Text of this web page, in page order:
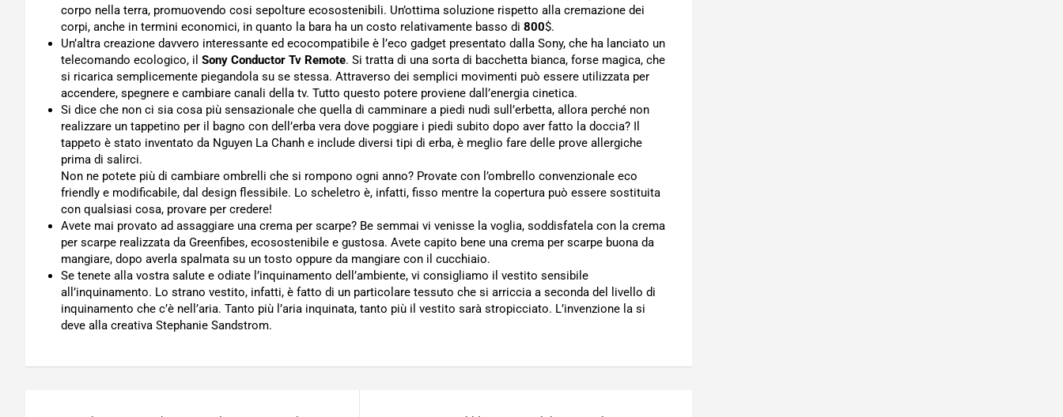
corpo nella terra, promuovendo cosi sepolture ecosostenibili. Un’ottima soluzione rispetto alla cremazione dei
corpi, anche in termini economici, in quanto la bara ha un costo relativamente basso di 800$.
Un’altra creazione davvero interessante ed ecocompatibile è l’eco gadget presentato dalla Sony, che ha lanciato un
telecomando ecologico, il Sony Conductor Tv Remote. Si tratta di una sorta di bacchetta bianca, forse magica, che
si ricarica semplicemente piegandola su se stessa. Attraverso dei semplici movimenti può essere utilizzata per
accendere, spegnere e cambiare canali della tv. Tutto questo potere proviene dall’energia cinetica.
Si dice che non ci sia cosa più sensazionale che quella di camminare a piedi nudi sull’erbetta, allora perché non
realizzare un tappetino per il bagno con dell’erba vera dove poggiare i piedi subito dopo aver fatto la doccia? Il
tappeto è stato inventato da Nguyen La Chanh e include diversi tipi di erba, è meglio fare delle prove allergiche
prima di salirci.
Non ne potete più di cambiare ombrelli che si rompono ogni anno? Provate con l’ombrello convenzionale eco
friendly e modificabile, dal design flessibile. Lo scheletro è, infatti, fisso mentre la copertura può essere sostituita
con qualsiasi cosa, provare per credere!
Avete mai provato ad assaggiare una crema per scarpe? Be semmai vi venisse la voglia, soddisfatela con la crema
per scarpe realizzata da Greenfibes, ecosostenibile e gustosa. Avete capito bene una crema per scarpe buona da
mangiare, dopo averla spalmata su un tosto oppure da mangiare con il cucchiaio.
Se tenete alla vostra salute e odiate l’inquinamento dell’ambiente, vi consigliamo il vestito sensibile
all’inquinamento. Lo strano vestito, infatti, è fatto di un particolare tessuto che si arriccia a seconda del livello di
inquinamento che c’è nell’aria. Tanto più l’aria inquinata, tanto più il vestito sarà stropicciato. L’invenzione la si
deve alla creativa Stephanie Sandstrom.